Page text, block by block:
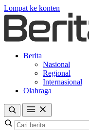
Lompat ke konten
Berita
Nasional
Regional
Internasional
Olahraga